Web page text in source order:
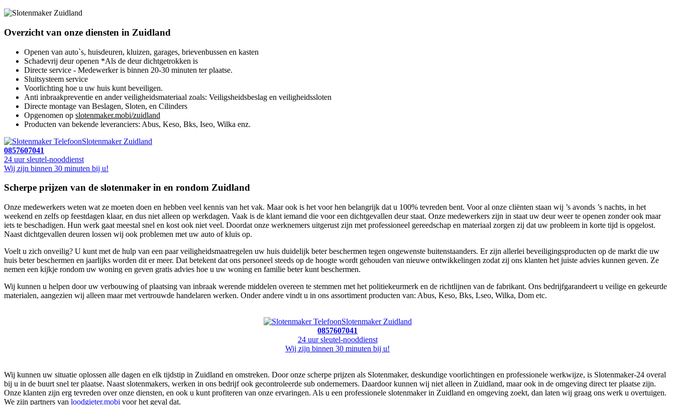
Overzicht van onze diensten in Zuidland
Openen van auto`s, huisdeuren, kluizen, garages, brievenbussen en kasten
Schadevrij deur openen *Als de deur dichtgetrokken is
Directe service - Medewerker is binnen 20-30 minuten ter plaatse.
Sluitsysteem service
Voorlichting hoe u uw huis kunt beveiligen.
Anti inbraakpreventie en ander veiligheidsmateriaal zoals: Veiligsheidsbeslag en veiligheidssloten
Directe montage van Beslagen, Sloten, en Cilinders
Opgenomen op slotenmaker.mobi/zuidland
Producten van bekende leveranciers: Abus, Keso, Bks, Iseo, Wilka enz.
Slotenmaker Zuidland
0857607041
24 uur sleutel-nooddienst
Wij zijn binnen 30 minuten bij u!
Scherpe prijzen van de slotenmaker in en rondom Zuidland
Onze medewerkers weten wat ze moeten doen en hebben veel kennis van het vak. Maar ook is het voor hen belangrijk dat u 100% tevreden bent. Voor al onze cliënten staan wij ’s avonds ’s nachts, in het
weekend en zelfs op feestdagen klaar, en dus niet alleen op werkdagen. Vaak is de klant iemand die voor een dichtgevallen deur staat. Onze medewerkers zijn in staat uw deur weer te openen zonder ook maar
iets te beschadigen. Hun werk gaat meestal snel en kost ook niet veel. Doordat onze werknemers uitgerust zijn met professioneel gereedschap en materiaal zorgen zij dat uw probleem in korte tijd is opgelost.
Naast dichtgevallen deuren lossen wij ook problemen met uw auto of kluis op.
Voelt u zich onveilig? U kunt met de hulp van een paar veiligheidsmaatregelen uw huis duidelijk beter beschermen tegen ongewenste buitenstaanders. Er zijn allerlei beveiligingsproducten op de markt die uw
huis beter beschermen en jaarlijks worden dit er meer. Dat betekent dat ons personeel steeds op de hoogte wordt gehouden van nieuwe ontwikkelingen zodat zij ons klanten het juiste advies kunnen geven. Ze
nemen een kijkje rondom uw woning en geven gratis advies hoe u uw woning en familie beter kunt beschermen.
Wij kunnen u helpen door uw verbouwing of plaatsing van inbraak werende middelen overeen te stemmen met het politiekeurmerk en de richtlijnen van de fabrikant. Ons bedrijfgarandeert u veilige en gekeurde
materialen, aangezien wij alleen maar met vertrouwde handelaren werken. Onder andere vindt u in ons assortiment producten van: Abus, Keso, Bks, Lseo, Wilka, Dom etc.
Slotenmaker Zuidland
0857607041
24 uur sleutel-nooddienst
Wij zijn binnen 30 minuten bij u!
Wij kunnen uw situatie oplossen alle dagen en elk tijdstip in Zuidland en omstreken. Door onze scherpe prijzen als Slotenmaker, deskundige voorlichtingen en professionele werkwijze, is Slotenmaker-24 overal
bij u in de buurt snel ter plaatse. Naast slotenmakers, werken in ons bedrijf ook gecontroleerde sub ondernemers. Daardoor kunnen wij niet alleen in Zuidland, maar ook in de omgeving direct ter plaatse zijn.
Onze klanten zijn erg tevreden over onze diensten, en ook u kunt profiteren van onze ervaringen. Als u een professionele slotenmaker in Zuidland en omgeving zoekt, dan laten wij graag ons werk u overtuigen.
We zijn partners van loodgieter.mobi voor het geval dat.